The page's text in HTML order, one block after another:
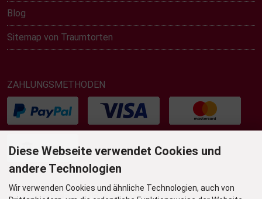
Blog
Sitemap von Traumtorten
ZAHLUNGSMETHODEN
Diese Webseite verwendet Cookies und
andere Technologien
Wir verwenden Cookies und ähnliche Technologien, auch von